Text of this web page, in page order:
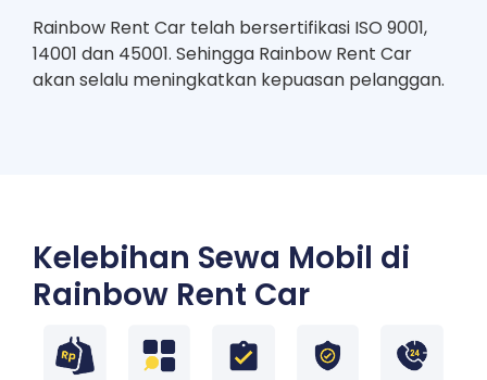
Rainbow Rent Car telah bersertifikasi ISO 9001,
14001 dan 45001. Sehingga Rainbow Rent Car
akan selalu meningkatkan kepuasan pelanggan.
Kelebihan Sewa Mobil di
Rainbow Rent Car